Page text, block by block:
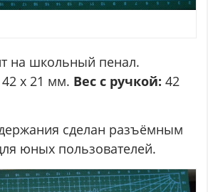
на школьный пенал.
42 х 21 мм. Вес с ручкой: 42
сделан разъёмным
юных пользователей.